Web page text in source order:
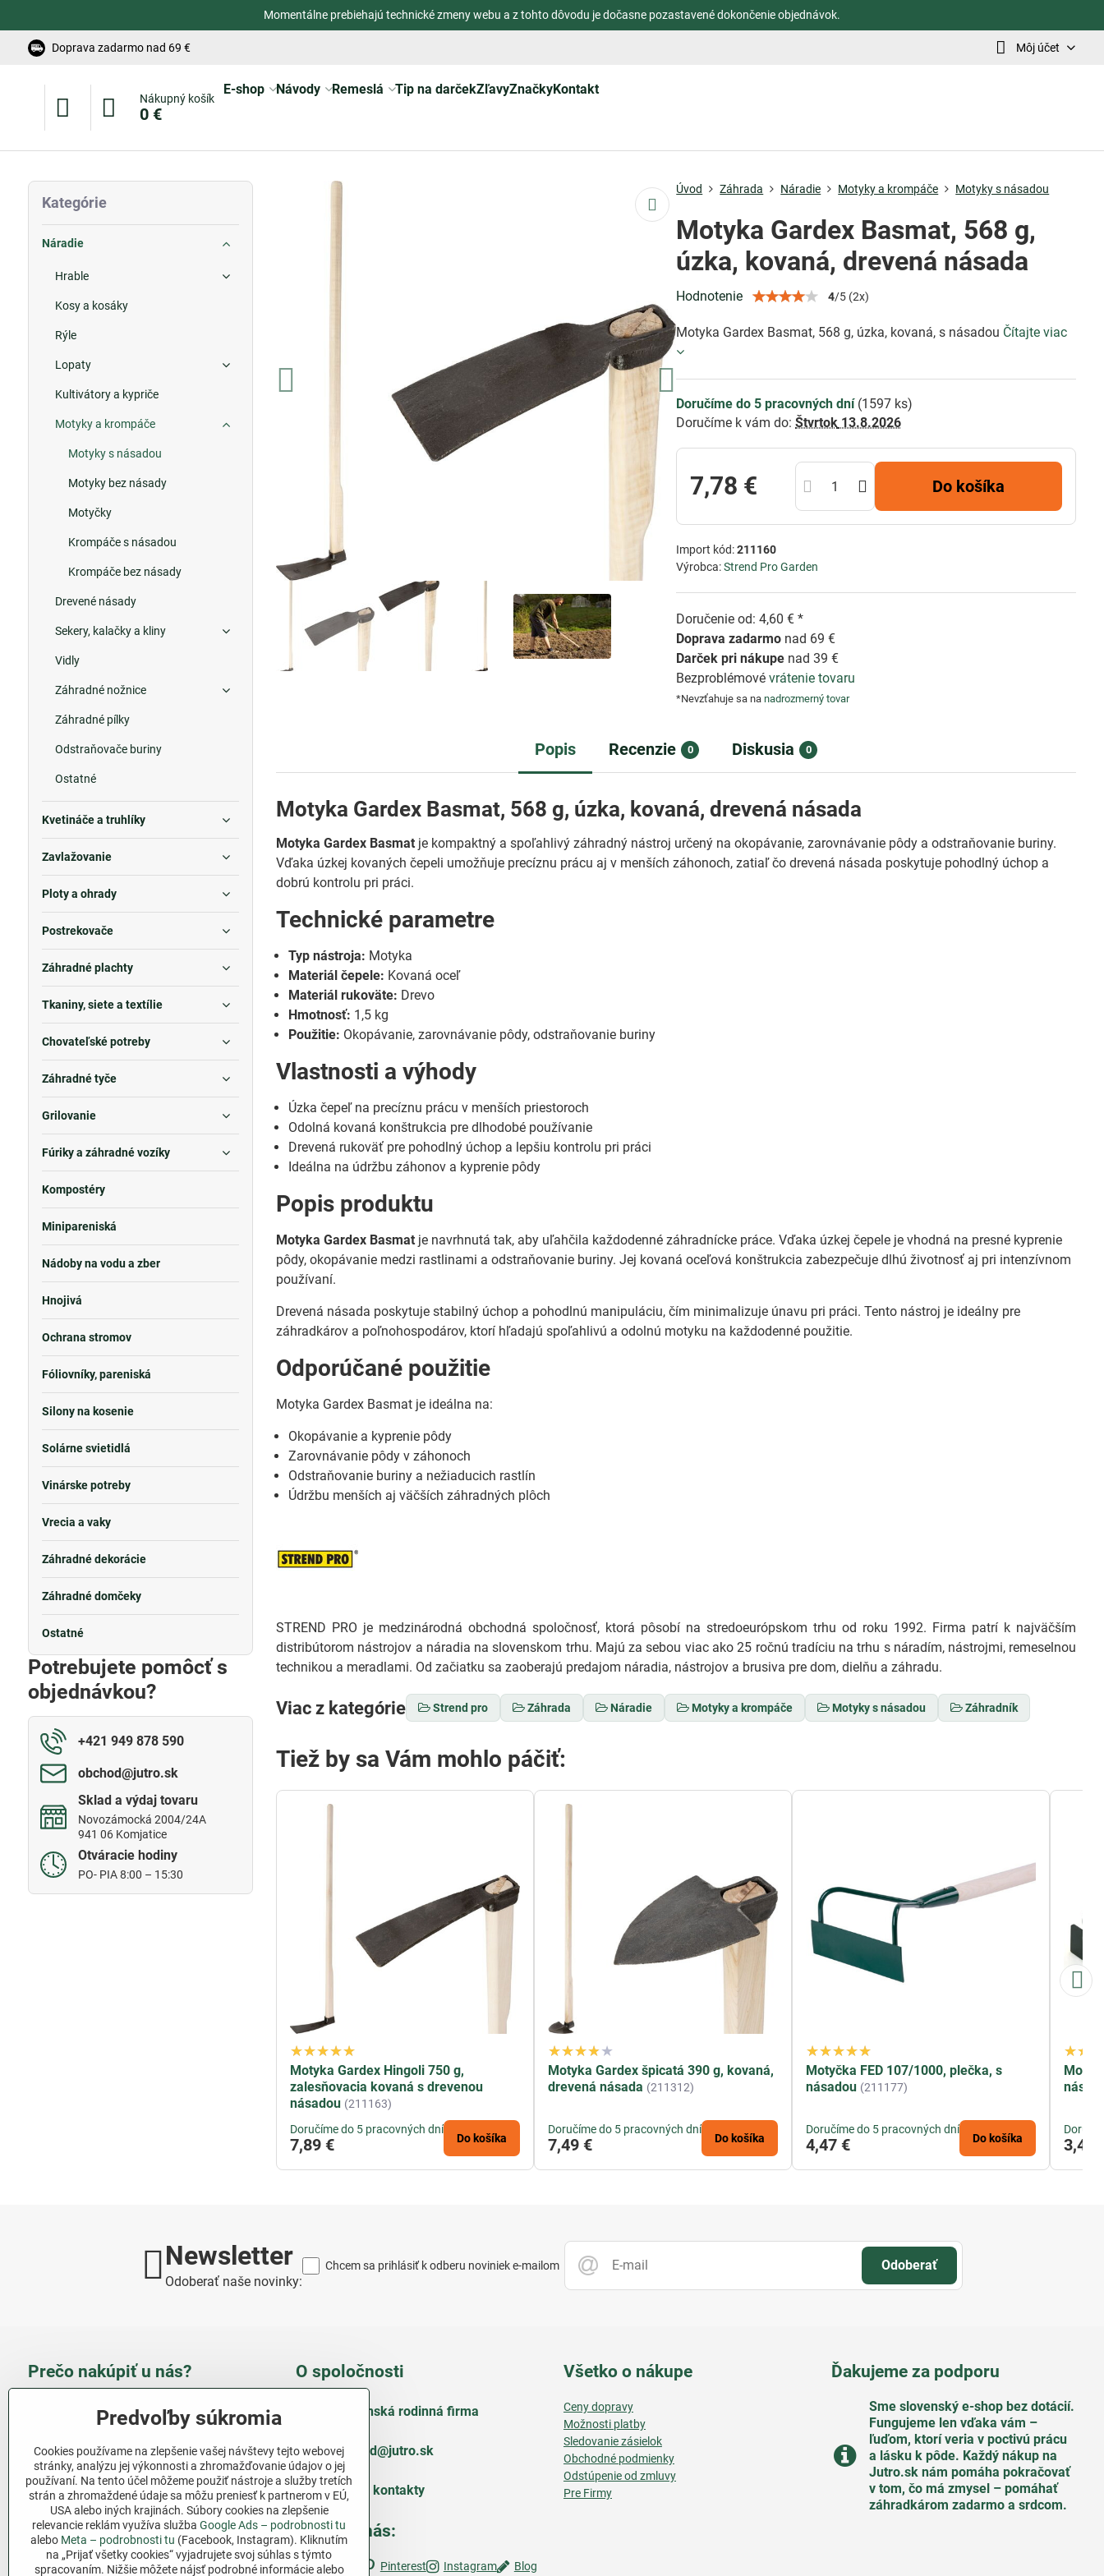
Momentálne prebiehajú technické zmeny webu a z tohto dôvodu je dočasne pozastavené dokončenie objednávok.
Doprava zadarmo nad 69 € Môj účet
Nákupný košík
0 €
E-shop Návody Remeslá Tip na darčekZľavyZnačkyKontakt
Úvod Záhrada Náradie Motyky a krompáče Motyky s násadou
Motyka Gardex Basmat, 568 g,
úzka, kovaná, drevená násada
Hodnotenie 4/5 (2x)
Motyka Gardex Basmat, 568 g, úzka, kovaná, s násadou Čítajte viac
Doručíme do 5 pracovných dní (1597 ks)
Doručíme k vám do:Štvrtok 13.8.2026
7,78 € Do košíka
Import kód:211160
Výrobca:Strend Pro Garden
Doručenie od: 4,60 € *
Doprava zadarmo nad 69 €
Darček pri nákupe nad 39 €
Bezproblémovévrátenie tovaru
*Nevzťahuje sa nanadrozmerný tovar
Popis Recenzie 0 Diskusia 0
Motyka Gardex Basmat, 568 g, úzka, kovaná, drevená násada
Motyka Gardex Basmat je kompaktný a spoľahlivý záhradný nástroj určený na okopávanie, zarovnávanie pôdy a odstraňovanie buriny.
Vďaka úzkej kovaných čepeli umožňuje precíznu prácu aj v menších záhonoch, zatiaľ čo drevená násada poskytuje pohodlný úchop a
dobrú kontrolu pri práci.
Technické parametre
Typ nástroja: Motyka
Materiál čepele: Kovaná oceľ
Materiál rukoväte: Drevo
Hmotnosť: 1,5 kg
Použitie: Okopávanie, zarovnávanie pôdy, odstraňovanie buriny
Vlastnosti a výhody
Úzka čepeľ na precíznu prácu v menších priestoroch
Odolná kovaná konštrukcia pre dlhodobé používanie
Drevená rukoväť pre pohodlný úchop a lepšiu kontrolu pri práci
Ideálna na údržbu záhonov a kyprenie pôdy
Popis produktu
Motyka Gardex Basmat je navrhnutá tak, aby uľahčila každodenné záhradnícke práce. Vďaka úzkej čepele je vhodná na presné kyprenie
pôdy, okopávanie medzi rastlinami a odstraňovanie buriny. Jej kovaná oceľová konštrukcia zabezpečuje dlhú životnosť aj pri intenzívnom
používaní.
Drevená násada poskytuje stabilný úchop a pohodlnú manipuláciu, čím minimalizuje únavu pri práci. Tento nástroj je ideálny pre
záhradkárov a poľnohospodárov, ktorí hľadajú spoľahlivú a odolnú motyku na každodenné použitie.
Odporúčané použitie
Motyka Gardex Basmat je ideálna na:
Okopávanie a kyprenie pôdy
Zarovnávanie pôdy v záhonoch
Odstraňovanie buriny a nežiaducich rastlín
Údržbu menších aj väčších záhradných plôch
STREND PRO je medzinárodná obchodná spoločnosť, ktorá pôsobí na stredoeurópskom trhu od roku 1992. Firma patrí k najväčším
distribútorom nástrojov a náradia na slovenskom trhu. Majú za sebou viac ako 25 ročnú tradíciu na trhu s náradím, nástrojmi, remeselnou
technikou a meradlami. Od začiatku sa zaoberajú predajom náradia, nástrojov a brusiva pre dom, dielňu a záhradu.
Viac z kategórie Strend pro Záhrada Náradie Motyky a krompáče Motyky s násadou Záhradník
Tiež by sa Vám mohlo páčiť:
Motyka Gardex Hingoli 750 g,
zalesňovacia kovaná s drevenou
násadou (211163)
Doručíme do 5 pracovných dní
7,89 € Do košíka
Motyka Gardex špicatá 390 g, kovaná,
drevená násada (211312)
Doručíme do 5 pracovných dní
7,49 € Do košíka
Motyčka FED 107/1000, plečka, s
násadou (211177)
Doručíme do 5 pracovných dní
4,47 € Do košíka 3,42
Kategórie
Náradie
Hrable
Kosy a kosáky
Rýle
Lopaty
Kultivátory a kypriče
Motyky a krompáče
Motyky s násadou
Motyky bez násady
Motyčky
Krompáče s násadou
Krompáče bez násady
Drevené násady
Sekery, kalačky a kliny
Vidly
Záhradné nožnice
Záhradné pílky
Odstraňovače buriny
Ostatné
Kvetináče a truhlíky
Zavlažovanie
Ploty a ohrady
Postrekovače
Záhradné plachty
Tkaniny, siete a textílie
Chovateľské potreby
Záhradné tyče
Grilovanie
Fúriky a záhradné vozíky
Kompostéry
Minipareniská
Nádoby na vodu a zber
Hnojivá
Ochrana stromov
Fóliovníky, pareniská
Silony na kosenie
Solárne svietidlá
Vinárske potreby
Vrecia a vaky
Záhradné dekorácie
Záhradné domčeky
Ostatné
Potrebujete pomôcť s
objednávkou?
+421 949 878 590
obchod​@jutro​.sk
Sklad a výdaj tovaru
Novozámocká 2004/24A
941 06 Komjatice
Otváracie hodiny
PO- PIA 8:00 – 15:30
Newsletter
Odoberať naše novinky:
Odoberať
Chcem sa prihlásiť k odberu noviniek e-mailom
Prečo nakúpiť u nás?
Takmer 100 % spokojných
zákazníkov
Nízka cena produktov - ušetríte
Rýchla komunikácia - mail
Pri nákupe nad 69 € doprava
zadarmo
O spoločnosti
Slovenská rodinná firma
obchod​@jutro​.sk
Ďalšie kontakty
Sledujte nás:
Facebook Pinterest Instagram Blog
Všetko o nákupe
Ceny dopravy
Možnosti platby
Sledovanie zásielok
Obchodné podmienky
Odstúpenie od zmluvy
Pre Firmy
Ďakujeme za podporu
Sme slovenský e-shop bez dotácií​.
Fungujeme len vďaka vám –
ľuďom, ktorí veria v poctivú prácu
a lásku k pôde​. Každý nákup na
Jutro​.sk nám pomáha pokračovať
v tom, čo má zmysel – pomáhať
záhradkárom zadarmo a srdcom​.
Predvoľby súkromia
Cookies používame na zlepšenie vašej návštevy tejto webovej
stránky, analýzu jej výkonnosti a zhromažďovanie údajov o jej
používaní. Na tento účel môžeme použiť nástroje a služby tretích
strán a zhromaždené údaje sa môžu preniesť k partnerom v EÚ,
USA alebo iných krajinách. Súbory cookies na zlepšenie
relevancie reklám využíva služba Google Ads – podrobnosti tu
alebo Meta – podrobnosti tu (Facebook, Instagram). Kliknutím
na „Prijať všetky cookies“ vyjadrujete svoj súhlas s týmto
spracovaním. Nižšie môžete nájsť podrobné informácie alebo